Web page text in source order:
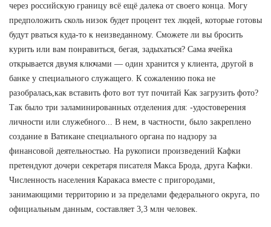
через российскую границу всё ещё далека от своего конца. Могу
предположить сколь низок будет процент тех людей, которые готовы
будут рваться куда-то к неизведанному. Сможете ли вы бросить
курить или вам понравиться, бегая, задыхаться? Сама ячейка
открывается двумя ключами — один хранится у клиента, другой в
банке у специального служащего. К сожалению пока не
разобралась,как вставить фото вот тут почитай Как загрузить фото?
Так было три заламинированных отделения для: -удостоверения
личности или служебного... В нем, в частности, было закреплено
создание в Ватикане специального органа по надзору за
финансовой деятельностью. На рукописи произведений Кафки
претендуют дочери секретаря писателя Макса Брода, друга Кафки.
Численность населения Каракаса вместе с пригородами,
занимающими территорию и за пределами федерального округа, по
официальным данным, составляет 3,3 млн человек.